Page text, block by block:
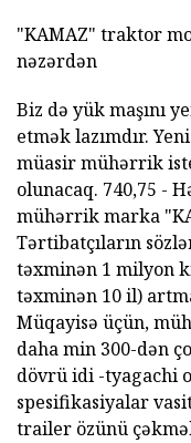
"KAMAZ" traktor
nəzərdən
Biz də yük maşını
etmək lazımdır.
müasir mühərrik
olunacaq. 740,75 -
mühərrik marka
Tərtibatçıların
təxminən 1 milyon
təxminən 10 il)
Müqayisə üçün,
daha min 300-dən
dövrü idi -tyagachi
spesifikasiyalar
trailer özünü